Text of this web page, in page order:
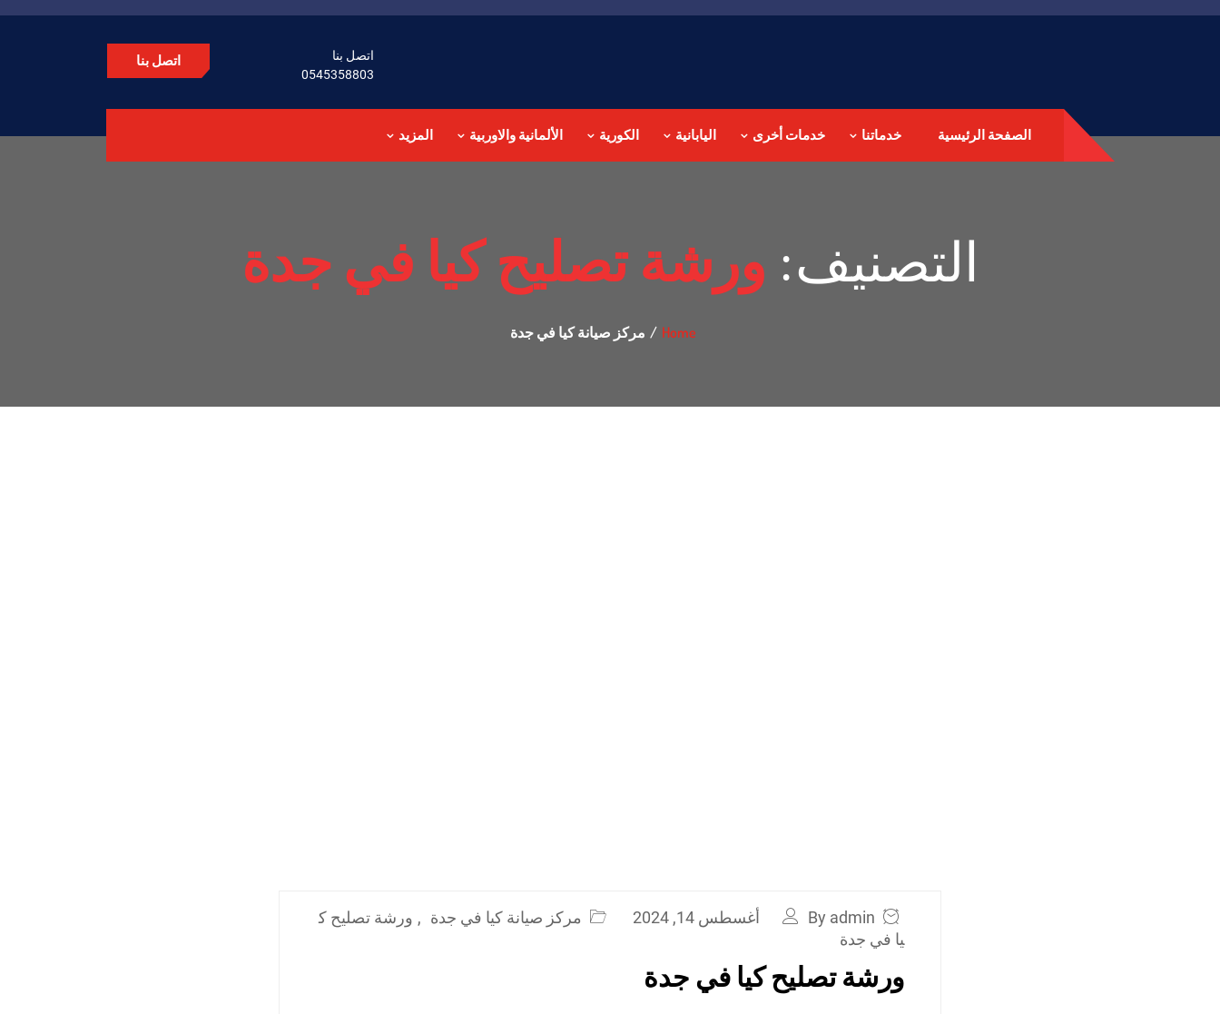
اتصل بنا
0545358803
اتصل بنا
الصفحة الرئيسية خدماتنا خدمات أخرى اليابانية الكورية الألمانية والاوربية المزيد
التصنيف: ورشة تصليح كيا في جدة
Home مركز صيانة كيا في جدة
By admin أغسطس 14, 2024 مركز صيانة كيا في جدة , ورشة تصليح ك
يا في جدة
ورشة تصليح كيا في جدة